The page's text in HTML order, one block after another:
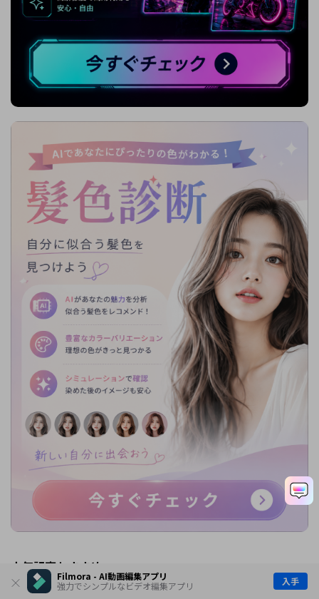
Filmora - AI動画編集アプリ
強力でシンプルなビデオ編集アプリ
入手
人気記事おすすめ
PC・Mac向け無料動画編集ソフトおすすめ13選｜2026年